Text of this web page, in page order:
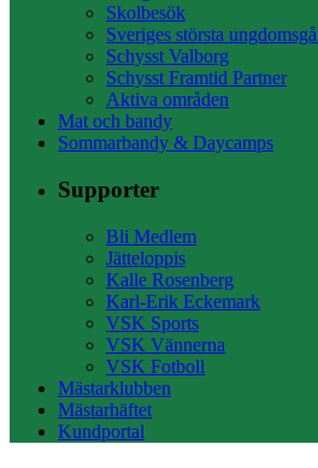
Skolbesök
Sveriges största
Schysst Valborg
Schysst Framtid Partner
Aktiva områden
Mat och bandy
Sommarbandy & Daycamps
Supporter
Bli Medlem
Jätteloppis
Kalle Rosenberg
Karl-Erik Eckemark
VSK Sports
VSK Vännerna
VSK Fotboll
Mästarklubben
Mästarhäftet
Kundportal